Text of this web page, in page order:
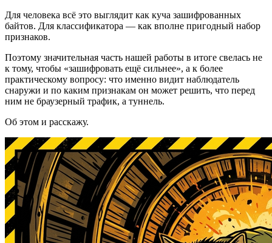
Для человека всё это выглядит как куча зашифрованных
байтов. Для классификатора — как вполне пригодный набор
признаков.
Поэтому значительная часть нашей работы в итоге свелась не
к тому, чтобы «зашифровать ещё сильнее», а к более
практическому вопросу: что именно видит наблюдатель
снаружи и по каким признакам он может решить, что перед
ним не браузерный трафик, а туннель.
Об этом и расскажу.